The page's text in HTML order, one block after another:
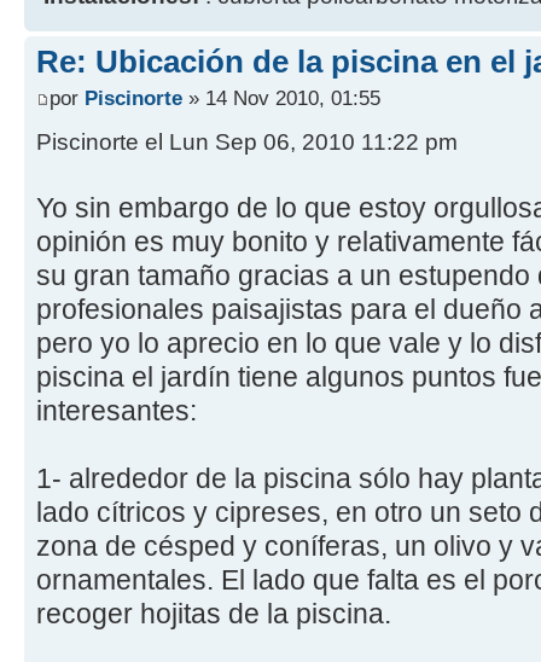
Re: Ubicación de la piscina en el
por Piscinorte » 14 Nov 2010, 01:55
Piscinorte el Lun Sep 06, 2010 11:22 pm
Yo sin embargo de lo que estoy
opinión es muy bonito y relativamente
su gran tamaño gracias a un
profesionales paisajistas para el dueño
pero yo lo aprecio en lo que vale y lo
piscina el jardín tiene algunos puntos
interesantes:
1- alrededor de la piscina sólo hay
lado cítricos y cipreses, en otro un seto
zona de césped y coníferas, un olivo y
ornamentales. El lado que falta es el
recoger hojitas de la piscina.